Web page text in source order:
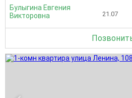
Булыгина Евгения
Викторовна
21.07